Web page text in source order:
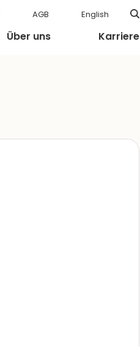
AGB English
Über uns Karriere